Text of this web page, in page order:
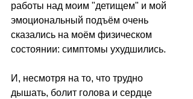
работы над моим "детищем" и мой
эмоциональный подъём очень
сказались на моём физическом
состоянии: симптомы ухудшились.
И, несмотря на то, что трудно
дышать, болит голова и сердце